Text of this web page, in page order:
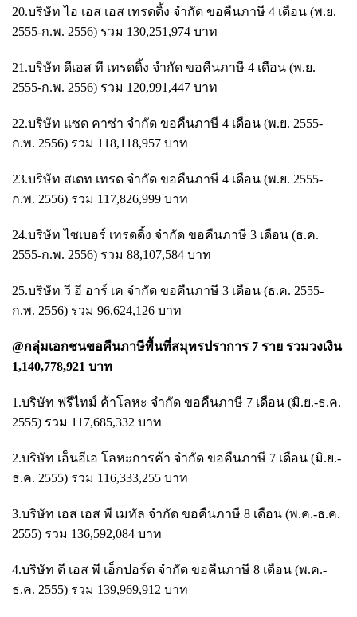
20.บริษัท ไอ เอส เอส เทรดดิ้ง จำกัด ขอคืนภาษี 4 เดือน (พ.ย.
2555-ก.พ. 2556) รวม 130,251,974 บาท
21.บริษัท ดีเอส ที เทรดดิ้ง จำกัด ขอคืนภาษี 4 เดือน (พ.ย.
2555-ก.พ. 2556) รวม 120,991,447 บาท
22.บริษัท แซด คาซ่า จำกัด ขอคืนภาษี 4 เดือน (พ.ย. 2555-
ก.พ. 2556) รวม 118,118,957 บาท
23.บริษัท สเตท เทรด จำกัด ขอคืนภาษี 4 เดือน (พ.ย. 2555-
ก.พ. 2556) รวม 117,826,999 บาท
24.บริษัท ไซเบอร์ เทรดดิ้ง จำกัด ขอคืนภาษี 3 เดือน (ธ.ค.
2555-ก.พ. 2556) รวม 88,107,584 บาท
25.บริษัท วี อี อาร์ เค จำกัด ขอคืนภาษี 3 เดือน (ธ.ค. 2555-
ก.พ. 2556) รวม 96,624,126 บาท
@กลุ่มเอกชนขอคืนภาษีพื้นที่สมุทรปราการ 7 ราย รวมวงเงิน
1,140,778,921 บาท
1.บริษัท ฟรีไทม์ ค้าโลหะ จำกัด ขอคืนภาษี 7 เดือน (มิ.ย.-ธ.ค.
2555) รวม 117,685,332 บาท
2.บริษัท เอ็นอีเอ โลหะการค้า จำกัด ขอคืนภาษี 7 เดือน (มิ.ย.-
ธ.ค. 2555) รวม 116,333,255 บาท
3.บริษัท เอส เอส พี เมทัล จำกัด ขอคืนภาษี 8 เดือน (พ.ค.-ธ.ค.
2555) รวม 136,592,084 บาท
4.บริษัท ดี เอส พี เอ็กปอร์ต จำกัด ขอคืนภาษี 8 เดือน (พ.ค.-
ธ.ค. 2555) รวม 139,969,912 บาท